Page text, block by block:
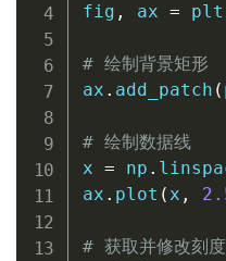
fig , ax = plt
# 绘制背景矩形
ax . add_patch (
# 绘制数据线
x = np .
ax . plot ( x ,
# 获取并修改刻